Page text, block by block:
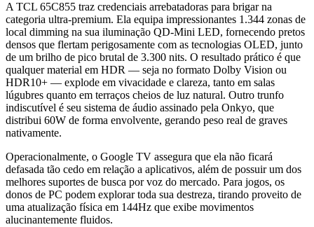
A TCL 65C855 traz credenciais arrebatadoras para brigar na
categoria ultra-premium. Ela equipa impressionantes 1.344 zonas de
local dimming na sua iluminação QD-Mini LED, fornecendo pretos
densos que flertam perigosamente com as tecnologias OLED, junto
de um brilho de pico brutal de 3.300 nits. O resultado prático é que
qualquer material em HDR — seja no formato Dolby Vision ou
HDR10+ — explode em vivacidade e clareza, tanto em salas
lúgubres quanto em terraços cheios de luz natural. Outro trunfo
indiscutível é seu sistema de áudio assinado pela Onkyo, que
distribui 60W de forma envolvente, gerando peso real de graves
nativamente.
Operacionalmente, o Google TV assegura que ela não ficará
defasada tão cedo em relação a aplicativos, além de possuir um dos
melhores suportes de busca por voz do mercado. Para jogos, os
donos de PC podem explorar toda sua destreza, tirando proveito de
uma atualização física em 144Hz que exibe movimentos
alucinantemente fluidos.